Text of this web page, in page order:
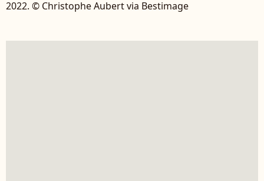
2022. © Christophe Aubert via Bestimage